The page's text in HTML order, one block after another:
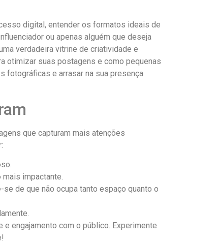
digital, entender⁤ os formatos ideais de
ou apenas alguém que deseja
verdadeira vitrine de criatividade e
otimizar suas postagens e como pequenas
fotográficas e ​arrasar na sua presença​
que capturam ⁣mais atenções
impactante.
de que ⁣não ocupa tanto⁢ espaço quanto o
⁢e engajamento com o público. Experimente